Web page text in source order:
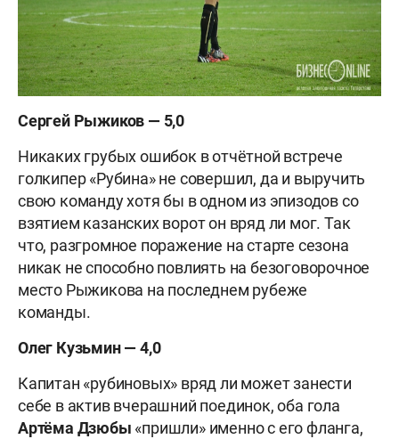
Сергей Рыжиков — 5,0
Никаких грубых ошибок в отчётной встрече
голкипер «Рубина» не совершил, да и выручить
свою команду хотя бы в одном из эпизодов со
взятием казанских ворот он вряд ли мог. Так
что, разгромное поражение на старте сезона
никак не способно повлиять на безоговорочное
место Рыжикова на последнем рубеже
команды.
Олег Кузьмин — 4,0
Капитан «рубиновых» вряд ли может занести
себе в актив вчерашний поединок, оба гола
Артёма Дзюбы «пришли» именно с его фланга,